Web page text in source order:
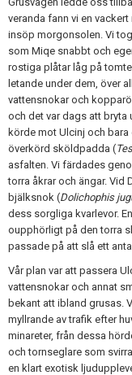
veranda fann vi en
insöp morgonsolen. Vi
som Miqe snabbt och
rostiga plåtar låg på
letande under dem, över
vattensnokar och
och det var dags att bryta
körde mot Ulcinj och bara
överkörd sköldpadda (
asfalten. Vi färdades
torra åkrar och ängar. Vid
bjälksnok (Dolichophis
dess sorgliga kvarlevor.
oupphörligt på den torra
passade på att slå ett
Vår plan var att passera
vattensnokar och annat
bekant att ibland grusas.
myllrande av trafik efter
minareter, från dessa
och tornseglare som
en klart exotisk